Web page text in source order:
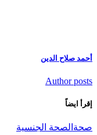
أحمد صلاح الدين
Author posts
إقرأ ايضاً
صحة الصحة الجنسية